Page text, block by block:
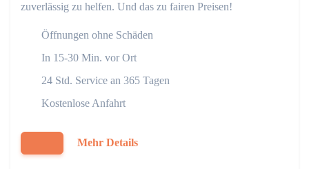
zuverlässig zu helfen. Und das zu fairen Preisen!
Öffnungen ohne Schäden
In 15-30 Min. vor Ort
24 Std. Service an 365 Tagen
Kostenlose Anfahrt
Mehr Details